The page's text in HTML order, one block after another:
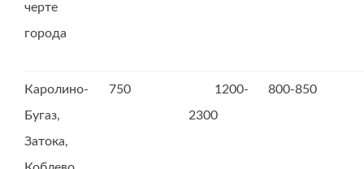
черте
города
Каролино-
Бугаз,
Затока,
750
1200-
2300
800-850